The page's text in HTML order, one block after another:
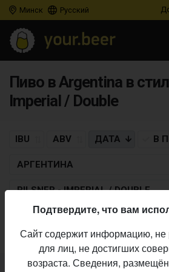
Минск Русский
Пиво в Argentina в
Imperial / Double
IBU ABV ДАТА В
АРГЕНТИНА
PILSNER - IMPERIAL / DOUBLE
Пиво по заданным критериям не
Подтвердите, что вам
Сайт содержит информацию,
для лиц, не достигших
возраста. Сведения,